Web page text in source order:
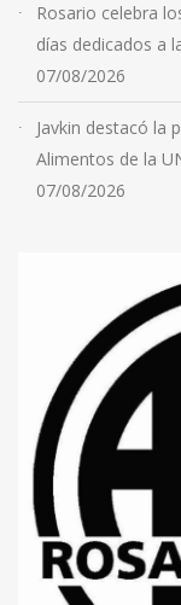
Rosario celebra
días dedicados a
07/08/2026
Javkin destacó la
Alimentos de la
07/08/2026